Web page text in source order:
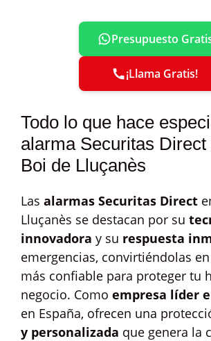
Presupuesto
¡Llama Gratis!
Todo lo que hace
alarma Securitas Direct
Boi de Lluçanès
Las alarmas Securitas Direct
Lluçanès se destacan por su
innovadora y su respuesta
emergencias, convirtiéndolas
más confiable para proteger tu
negocio. Como empresa líder
en España, ofrecen una
y personalizada que genera la